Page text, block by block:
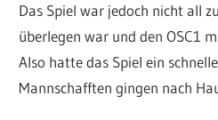
Das Spiel war jedoch nicht all
überlegen war und den OSC1
Also hatte das Spiel ein
Mannschafften gingen nach